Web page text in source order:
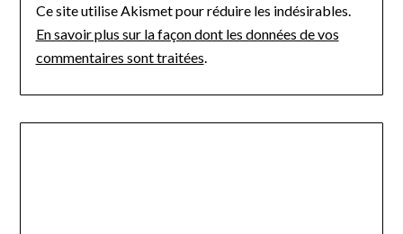
Ce site utilise Akismet pour réduire les indésirables.
En savoir plus sur la façon dont les données de vos
commentaires sont traitées.